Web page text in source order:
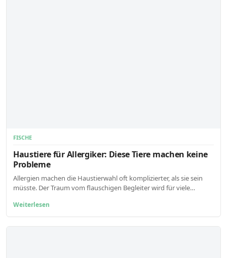
FISCHE
Haustiere für Allergiker: Diese Tiere machen keine
Probleme
Allergien machen die Haustierwahl oft komplizierter, als sie sein
müsste. Der Traum vom flauschigen Begleiter wird für viele…
Weiterlesen